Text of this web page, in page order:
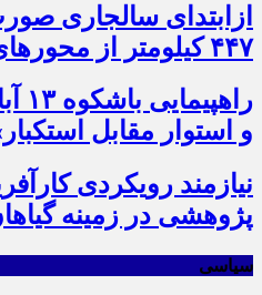
ازابتدای سالجاری
۴۴۷ کیلومتر از محورهای خراسان جنوبی
و استوار مقابل
نیازمند رویکردی
پژوهشی در زمینه
سیاسی